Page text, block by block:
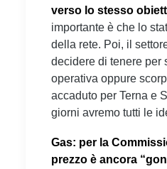
verso lo stesso
importante è che lo
della rete. Poi, il
decidere di tenere per
operativa oppure
accaduto per Terna e
giorni avremo tutti le
Gas: per la
prezzo è ancora